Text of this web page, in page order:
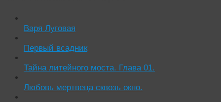
Варя Луговая
Первый всадник
Тайна литейного моста. Глава 01.
Любовь мертвеца сквозь окно.